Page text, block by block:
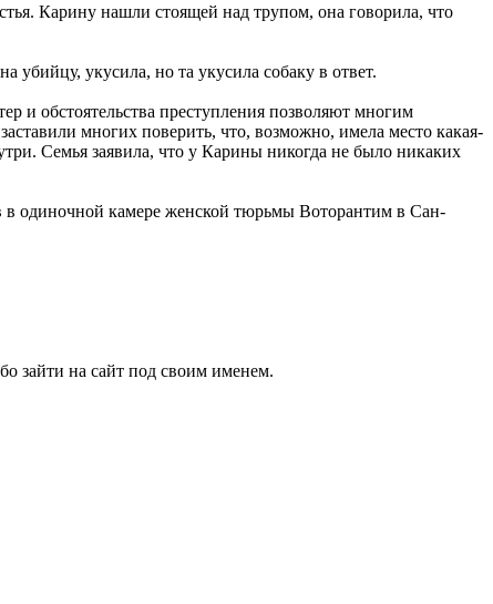
Карину нашли стоящей над трупом, она говорила, что
убийцу, укусила, но та укусила собаку в ответ.
и обстоятельства преступления позволяют многим
многих поверить, что, возможно, имела место какая-
Семья заявила, что у Карины никогда не было никаких
в одиночной камере женской тюрьмы Воторантим в Сан-
зайти на сайт под своим именем.